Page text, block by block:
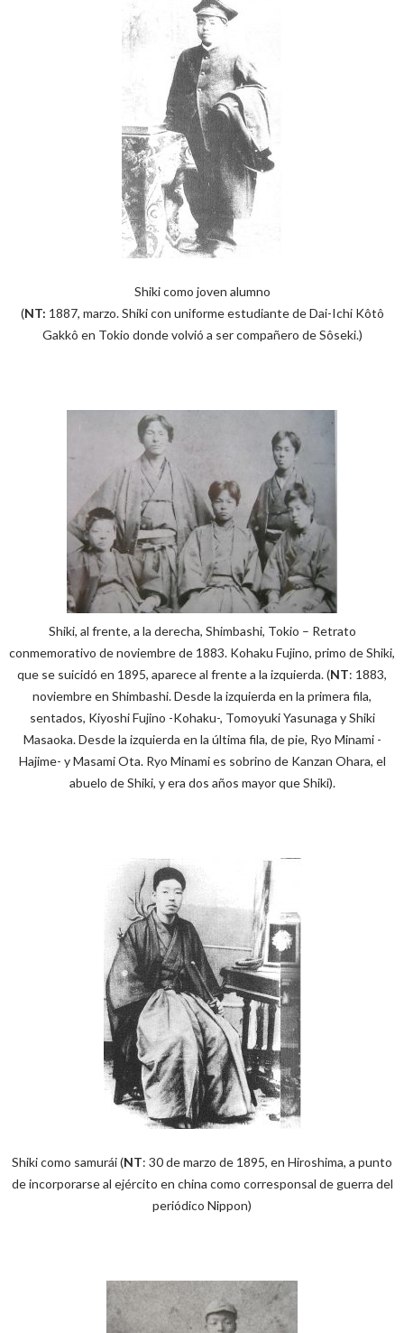
Shiki como joven alumno
(NT: 1887, marzo. Shiki con uniforme estudiante de Dai-Ichi Kôtô
Gakkô en Tokio donde volvió a ser compañero de Sôseki.)
Shiki, al frente, a la derecha, Shimbashi, Tokio – Retrato
conmemorativo de noviembre de 1883. Kohaku Fujino, primo de Shiki,
que se suicidó en 1895, aparece al frente a la izquierda. (NT: 1883,
noviembre en Shimbashi. Desde la izquierda en la primera fila,
sentados, Kiyoshi Fujino -Kohaku-, Tomoyuki Yasunaga y Shiki
Masaoka. Desde la izquierda en la última fila, de pie, Ryo Minami -
Hajime- y Masami Ota. Ryo Minami es sobrino de Kanzan Ohara, el
abuelo de Shiki, y era dos años mayor que Shiki).
Shiki como samurái (NT: 30 de marzo de 1895, en Hiroshima, a punto
de incorporarse al ejército en china como corresponsal de guerra del
periódico Nippon)